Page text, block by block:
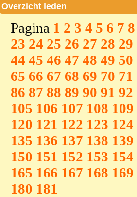
Overzicht leden
Pagina 1 2 3 4 5 6 7 8
23 24 25 26 27 28 29
44 45 46 47 48 49 50
65 66 67 68 69 70 71
86 87 88 89 90 91 92
105 106 107 108 109
120 121 122 123 124
135 136 137 138 139
150 151 152 153 154
165 166 167 168 169
180 181